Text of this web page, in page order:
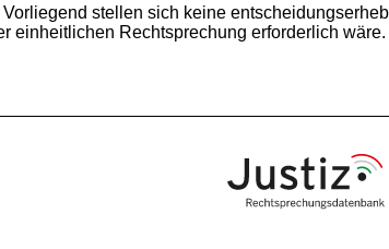
stellen sich keine
einheitlichen Rechtsprechung erforderlich wäre.